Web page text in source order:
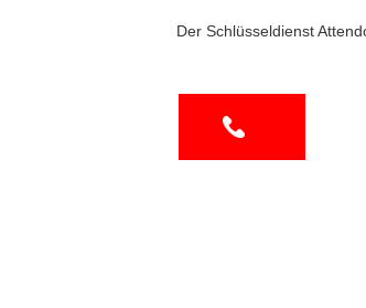
Der Schlüsseldienst